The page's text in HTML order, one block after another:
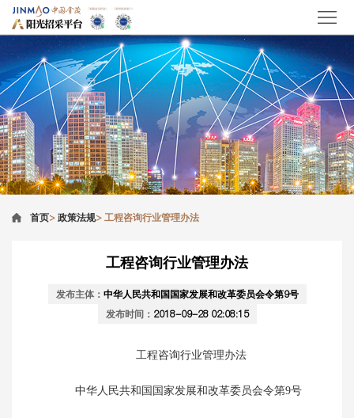
首页>政策法规>工程咨询行业管理办法
工程咨询行业管理办法
发布主体： 中华人民共和国国家发展和改革委员会令第9号
发布时间： 2018-09-28 02:08:15
工程咨询行业管理办法
中华人民共和国国家发展和改革委员会令第9号